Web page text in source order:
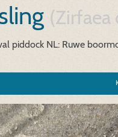
(Zirfaea
piddock NL: Ruwe